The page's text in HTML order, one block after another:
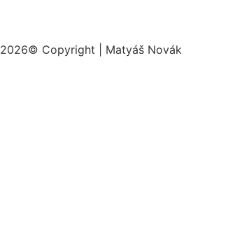
2026© Copyright | Matyáš Novák